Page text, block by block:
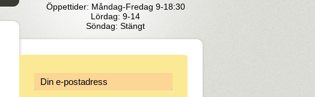
Öppettider: Måndag-Fredag 9-18:30
Lördag: 9-14
Söndag: Stängt